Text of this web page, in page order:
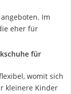
Im
eher für
für
womit sich
kleinere Kinder